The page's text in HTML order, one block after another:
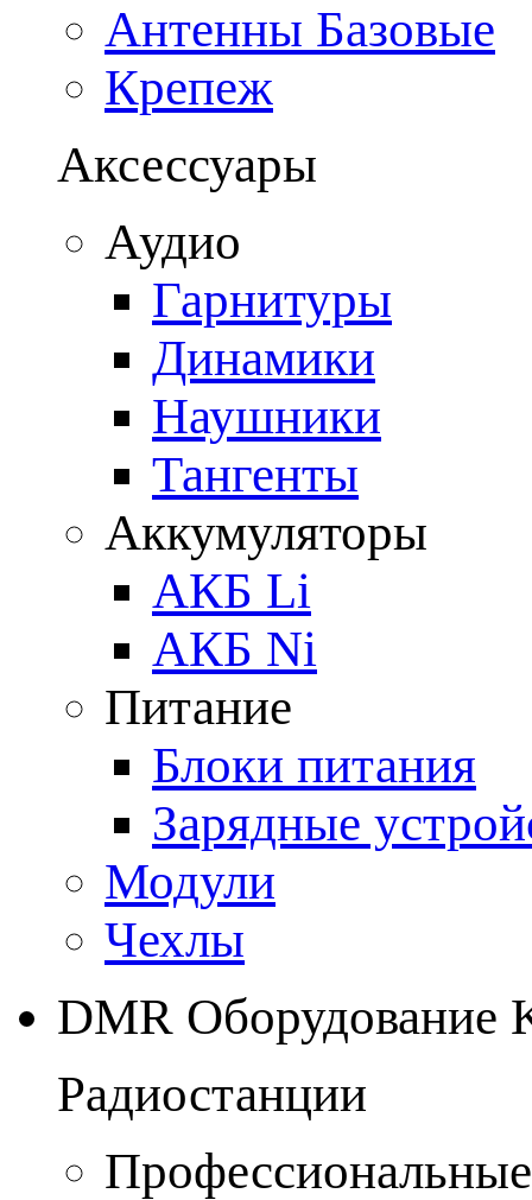
Антенны Базовые
Крепеж
Аксессуары
Аудио
Гарнитуры
Динамики
Наушники
Тангенты
Аккумуляторы
АКБ Li
АКБ Ni
Питание
Блоки питания
Зарядные
Модули
Чехлы
DMR Оборудование
Радиостанции